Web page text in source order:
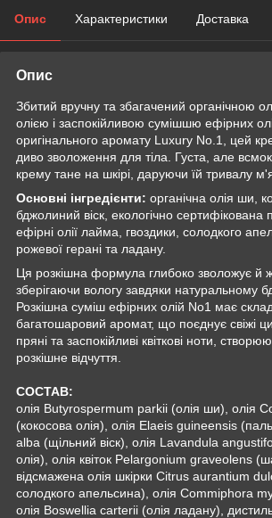
Опис Характеристики Доставка
Опис
Збитий вручну та збагачений органічною
олією і заспокійливою сумішшю ефірних
оригінального аромату Luxury No.1, цей
диво зволоження для тіла. Густа, але
крему тане на шкірі, даруючи їй тривалу
Основні інгредієнти: органічна олія ши,
бджолиний віск, екологічно сертифікована
ефірні олії лайма, гвоздики, солодкого
рожевої герані та ладану.
Ця розкішна формула глибоко зволожує й
зберігаючи вологу завдяки натуральному
Розкішна суміш ефірних олій No1 має
багатошаровий аромат, що поєднує свіжі
пряні та заспокійливі квіткові ноти,
розкішне відчуття.
СОСТАВ:
олія Butyrospermum parkii (олія ши), олія
(кокосова олія), олія Elaeis guineensis
alba (щільний віск), олія Lavandula
олія), олія квіток Pelargonium graveolens
відсмажена олія шкірки Citrus aurantium
солодкого апельсина), олія Commiphora
олія Boswellia carterii (олія ладану),